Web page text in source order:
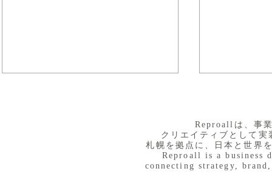
​Reproallは、事
クリエイティブとして
札幌を拠点に、日本と世界
Reproall is a business
connecting strategy,